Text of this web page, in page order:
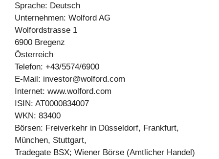
Sprache: Deutsch
Unternehmen: Wolford AG
Wolfordstrasse 1
6900 Bregenz
Österreich
Telefon: +43/5574/6900
E-Mail: investor@wolford.com
Internet: www.wolford.com
ISIN: AT0000834007
WKN: 83400
Börsen: Freiverkehr in Düsseldorf, Frankfurt,
München, Stuttgart,
Tradegate BSX; Wiener Börse (Amtlicher Handel)